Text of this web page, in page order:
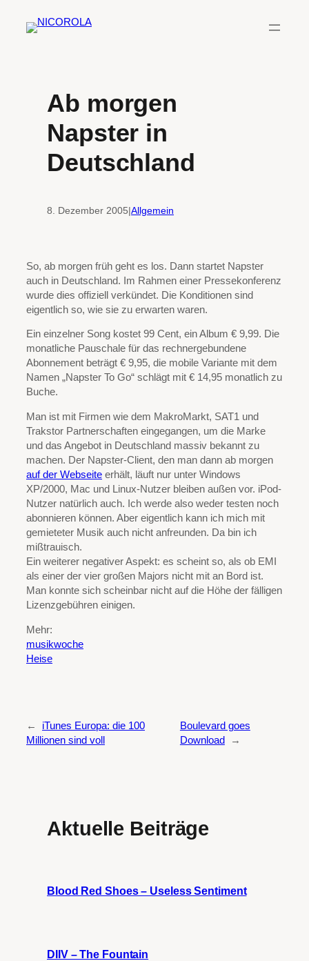
Inhalt
Ab morgen
Napster in
Deutschland
8. Dezember 2005|Allgemein
So, ab morgen früh geht es los. Dann startet Napster
auch in Deutschland. Im Rahmen einer Pressekonferenz
wurde dies offiziell verkündet. Die Konditionen sind
eigentlich so, wie sie zu erwarten waren.
Ein einzelner Song kostet 99 Cent, ein Album € 9,99. Die
monatliche Pauschale für das rechnergebundene
Abonnement beträgt € 9,95, die mobile Variante mit dem
Namen „Napster To Go“ schlägt mit € 14,95 monatlich zu
Buche.
Man ist mit Firmen wie dem MakroMarkt, SAT1 und
Trakstor Partnerschaften eingegangen, um die Marke
und das Angebot in Deutschland massiv bekannt zu
machen. Der Napster-Client, den man dann ab morgen
auf der Webseite erhält, läuft nur unter Windows
XP/2000, Mac und Linux-Nutzer bleiben außen vor. iPod-
Nutzer natürlich auch. Ich werde also weder testen noch
abonnieren können. Aber eigentlich kann ich mich mit
gemieteter Musik auch nicht anfreunden. Da bin ich
mißtrauisch.
Ein weiterer negativer Aspekt: es scheint so, als ob EMI
als einer der vier großen Majors nicht mit an Bord ist.
Man konnte sich scheinbar nicht auf die Höhe der fälligen
Lizenzgebühren einigen.
Mehr:
musikwoche
Heise
←
iTunes Europa: die 100
Millionen sind voll
Boulevard goes
Download
→
Aktuelle Beiträge
Blood Red Shoes – Useless Sentiment
DIIV – The Fountain